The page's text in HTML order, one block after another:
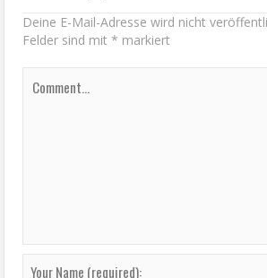
Deine E-Mail-Adresse wird nicht
Felder sind mit* markiert